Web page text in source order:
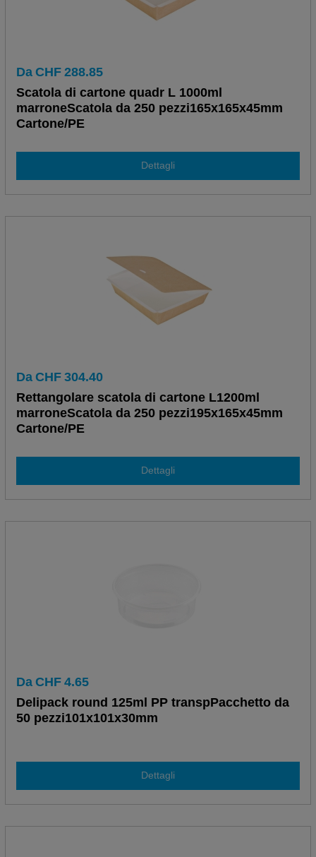
Da CHF 288.85
Scatola di cartone quadr L 1000ml
marroneScatola da 250 pezzi165x165x45mm
Cartone/PE
Dettagli
Da CHF 304.40
Rettangolare scatola di cartone L1200ml
marroneScatola da 250 pezzi195x165x45mm
Cartone/PE
Dettagli
Da CHF 4.65
Delipack round 125ml PP transpPacchetto da
50 pezzi101x101x30mm
Dettagli